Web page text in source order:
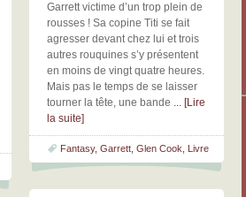
Garrett victime d’un trop plein de
rousses ! Sa copine Titi se fait
agresser devant chez lui et trois
autres rouquines s’y présentent
en moins de vingt quatre heures.
Mais pas le temps de se laisser
tourner la tête, une bande ... [Lire
la suite]
Fantasy, Garrett Glen Cook Livre